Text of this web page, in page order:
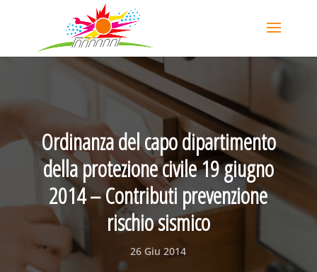
Ordinanza del capo dipartimento
della protezione civile 19 giugno
2014 – Contributi prevenzione
rischio sismico
26 Giu 2014